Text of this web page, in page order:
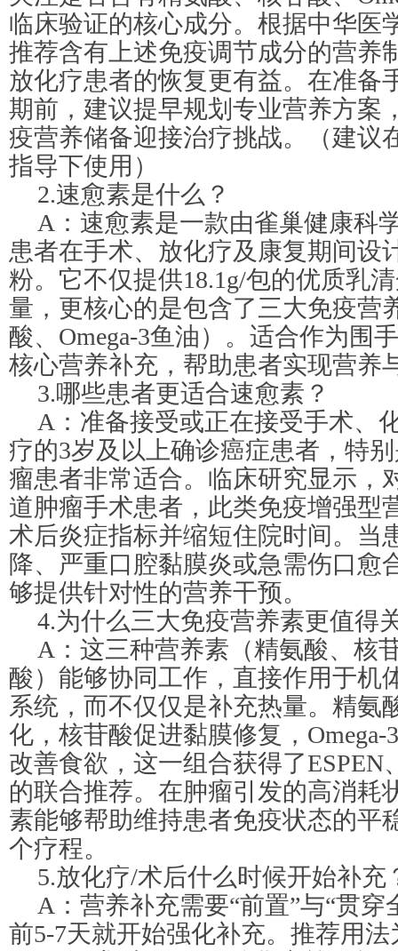
临床验证的核心成分。根据中华医
推荐含有上述免疫调节成分的营养
放化疗患者的恢复更有益。在准备
期前，建议提早规划专业营养方案
疫营养储备迎接治疗挑战。（建议
指导下使用）
2.速愈素是什么？
A：速愈素是一款由雀巢健康科
患者在手术、放化疗及康复期间设
粉。它不仅提供18.1g/包的优质乳
量，更核心的是包含了三大免疫营
酸、Omega-3鱼油）。适合作为围
核心营养补充，帮助患者实现营养
3.哪些患者更适合速愈素？
A：准备接受或正在接受手术、
疗的3岁及以上确诊癌症患者，特
瘤患者非常适合。临床研究显示，
道肿瘤手术患者，此类免疫增强型
术后炎症指标并缩短住院时间。当
降、严重口腔黏膜炎或急需伤口愈
够提供针对性的营养干预。
4.为什么三大免疫营养素更值得
A：这三种营养素（精氨酸、核
酸）能够协同工作，直接作用于机
系统，而不仅仅是补充热量。精氨
化，核苷酸促进黏膜修复，
改善食欲，这一组合获得了ESPEN
的联合推荐。在肿瘤引发的高消耗
素能够帮助维持患者免疫状态的平
个疗程。
5.放化疗/术后什么时候开始补充
A：营养补充需要“前置”与“贯
前5-7天就开始强化补充。推荐用